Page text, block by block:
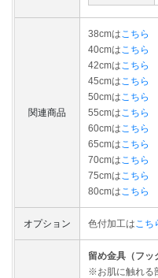
関連商品
38cmは こちら
40cmは こちら
42cmは こちら
45cmは こちら
50cmは こちら
55cmは こちら
60cmは こちら
65cmは こちら
70cmは こちら
75cmは こちら
80cmは こちら
オプション 色付加工は こち
留め金具（フッ
※お肌に触れる